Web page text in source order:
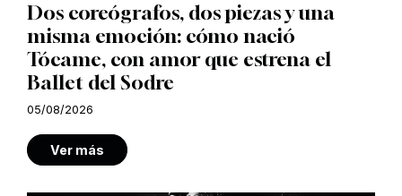
Dos coreógrafos, dos piezas y una
misma emoción: cómo nació
Tócame, con amor que estrena el
Ballet del Sodre
05/08/2026
Ver más